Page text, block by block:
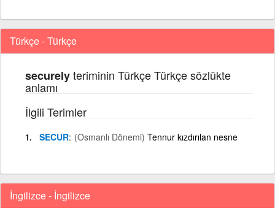
Türkçe - Türkçe
securelyteriminin Türkçe Türkçe sözlükte
anlamı
İlgili Terimler
SECUR (Osmanlı Dönemi) Tennur kızdırılan nesne
İngilizce - İngilizce